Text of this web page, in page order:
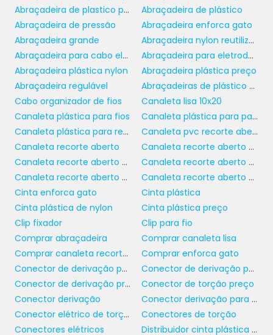
subestações e sistemas de energia renovável,
como eólicas e solares. Essence destaca a
versatilidade e a importância dos terminais
elétricos isolados
em aplicações que
exigem um alto grau de eficiência e
segurança elétrica.
VARIEDADE DE MODELOS E
ESPECIFICAÇÕES
O mercado oferece uma variedade
impressionante de
terminais elétricos
isolados , cada um projetado para atender a
necessidades específicas. É possível encontrar
modelos em diferentes tamanhos, formatos e
materiais, garantindo compatibilidade com
diversas ligações elétricas. Os terminais
podem ser de anel, tubo, palheta, entre outros
tipos, cada um com características únicas
para aplicações específicas.
Abraçadeira de plastico para tubos
Abraçadeira de plástico
Abraçadeira de pressão
Abraçadeira enforca gato
Abraçadeira grande
Abraçadeira nylon reutilizável
Abraçadeira para cabo elétrico
Abraçadeira para eletroduto
Abraçadeira plástica nylon
Abraçadeira plástica preço
Abraçadeira regulável
Abraçadeiras de plástico para identificação
Cabo organizador de fios
Canaleta lisa 10x20
Canaleta plástica para fios
Canaleta plástica para painel
Canaleta plástica para redes
Canaleta pvc recorte aberto 50x50
Canaleta recorte aberto
Canaleta recorte aberto 20x20
Canaleta recorte aberto 30 x 50
Canaleta recorte aberto 50x50
Canaleta recorte aberto 50x80
Canaleta recorte aberto preta
Cinta enforca gato
Cinta plástica
Cinta plástica de nylon
Cinta plástica preço
Clip fixador
Clip para fio
Comprar abraçadeira
Comprar canaleta lisa
Comprar canaleta recorte aberto
Comprar enforca gato
Conector de derivação para eletrofita
Conector de derivação perfurante
Conector de derivação preço
Conector de torção preço
Conector derivação
Conector derivação para fios
Conector elétrico de torção
Conectores de torção
Conectores elétricos
Distribuidor cinta plástica de nylon